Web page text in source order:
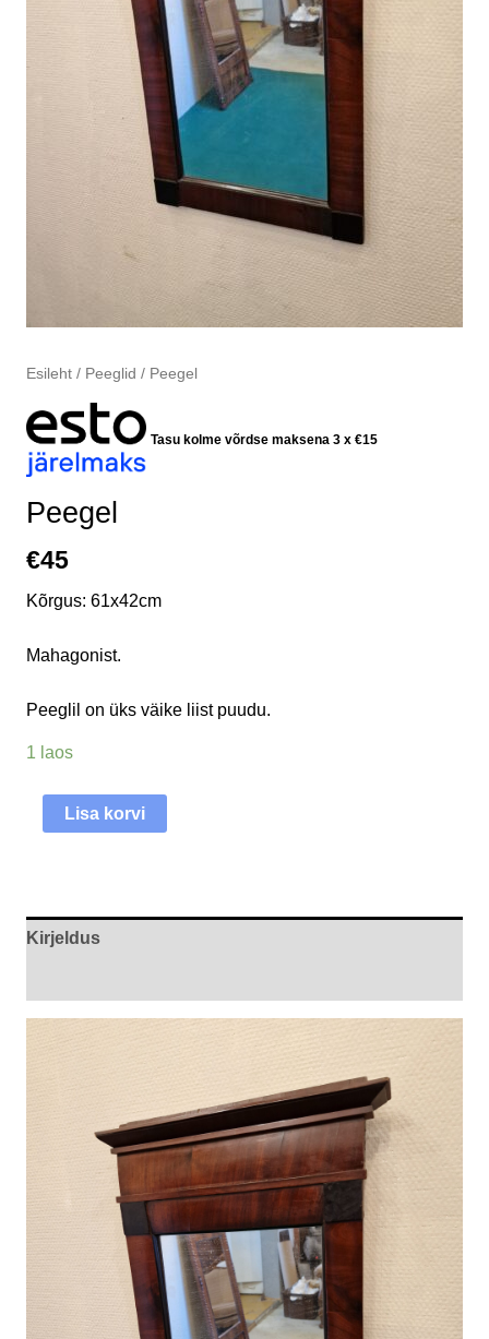
Esileht/ Peeglid / Peegel
Tasu kolme võrdse maksena 3 x €15
Peegel
€45
Kõrgus: 61x42cm
Mahagonist.
Peeglil on üks väike liist puudu.
1 laos
Lisa korvi
Kirjeldus